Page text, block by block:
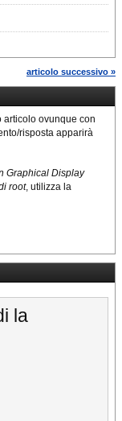
articolo successivo »
articolo ovunque con
risposta apparirà
Graphical Display
root, utilizza la
la